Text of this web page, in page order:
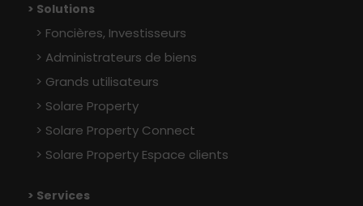
> Solutions
Foncières, Investisseurs
Administrateurs de biens
Grands utilisateurs
Solare Property
Solare Property Connect
Solare Property Espace clients
> Services